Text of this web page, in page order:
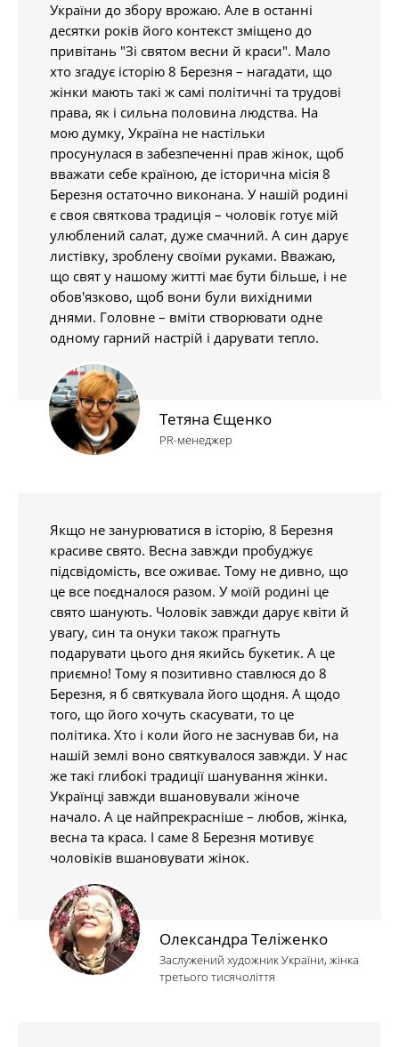
України до збору врожаю. Але в останні
десятки років його контекст зміщено до
привітань "Зі святом весни й краси". Мало
хто згадує історію 8 Березня – нагадати, що
жінки мають такі ж самі політичні та трудові
права, як і сильна половина людства. На
мою думку, Україна не настільки
просунулася в забезпеченні прав жінок, щоб
вважати себе країною, де історична місія 8
Березня остаточно виконана. У нашій родині
є своя святкова традиція – чоловік готує мій
улюблений салат, дуже смачний. А син дарує
листівку, зроблену своїми руками. Вважаю,
що свят у нашому житті має бути більше, і не
обов'язково, щоб вони були вихідними
днями. Головне – вміти створювати одне
одному гарний настрій і дарувати тепло.
Тетяна Єщенко
PR-менеджер
Якщо не занурюватися в історію, 8 Березня
красиве свято. Весна завжди пробуджує
підсвідомість, все оживає. Тому не дивно, що
це все поєдналося разом. У моїй родині це
свято шанують. Чоловік завжди дарує квіти й
увагу, син та онуки також прагнуть
подарувати цього дня якийсь букетик. А це
приємно! Тому я позитивно ставлюся до 8
Березня, я б святкувала його щодня. А щодо
того, що його хочуть скасувати, то це
політика. Хто і коли його не заснував би, на
нашій землі воно святкувалося завжди. У нас
же такі глибокі традиції шанування жінки.
Українці завжди вшановували жіноче
начало. А це найпрекрасніше – любов, жінка,
весна та краса. І саме 8 Березня мотивує
чоловіків вшановувати жінок.
Олександра Теліженко
Заслужений художник України, жінка
третього тисячоліття